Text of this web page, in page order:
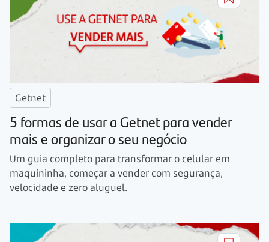
Getnet
5 formas de usar a Getnet para vender
mais e organizar o seu negócio
Um guia completo para transformar o celular em
maquininha, começar a vender com segurança,
velocidade e zero aluguel.